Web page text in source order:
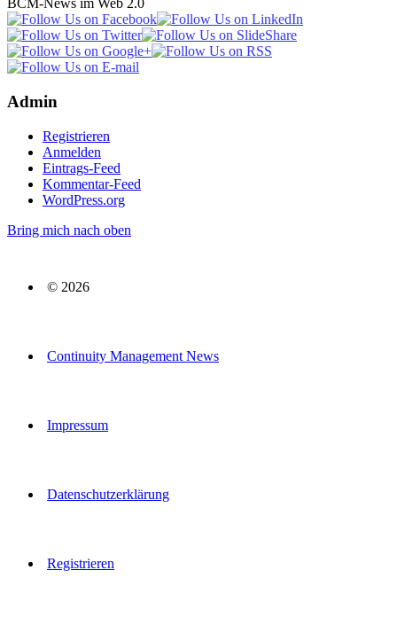
BCM-News im Web 2.0
Admin
Registrieren
Anmelden
Eintrags-Feed
Kommentar-Feed
WordPress.org
Bring mich nach oben
© 2026
Continuity Management News
Impressum
Datenschutzerklärung
Registrieren